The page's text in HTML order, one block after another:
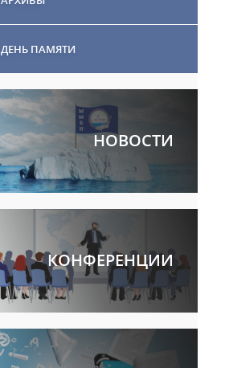
ДЕНЬ ПАМЯТИ
НОВОСТИ
КОНФЕРЕНЦИИ